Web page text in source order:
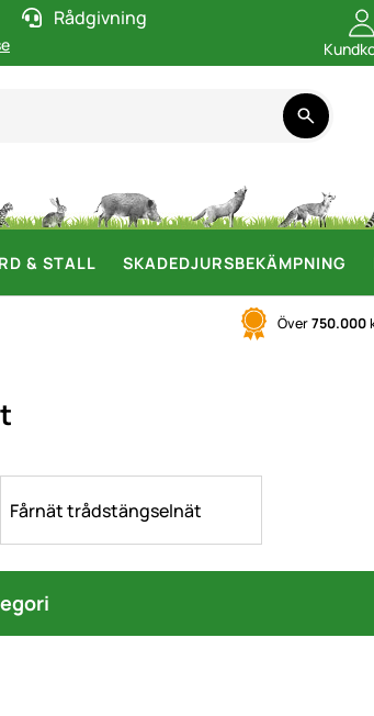
Rådgivning
& STALL SKADEDJURSBEKÄMPNING
Över750.000
Fårnät trådstängselnät